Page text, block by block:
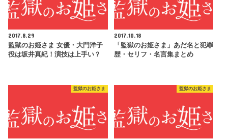
2017.8.29
監獄のお姫さま 女優・大門洋子
役は坂井真紀！演技は上手い？
2017.10.18
「監獄のお姫さま」あだ名と犯罪
歴・セリフ・名言集まとめ
監獄のお姫さま 監獄のお姫さま